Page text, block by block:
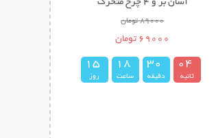
میله تناسب اندام ایزی کرو Easy Curves
298000 تومان
139000 تومان
0 3
ثانیه
30
دقیقه
1 8
ساعت
1 5
روز